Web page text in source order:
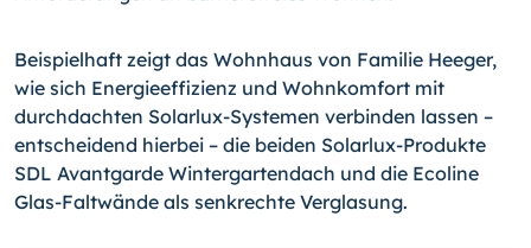
Beispielhaft zeigt das Wohnhaus von Familie Heeger,
wie sich Energieeffizienz und Wohnkomfort mit
durchdachten Solarlux-Systemen verbinden lassen –
entscheidend hierbei – die beiden Solarlux-Produkte
SDL Avantgarde Wintergartendach und die Ecoline
Glas-Faltwände als senkrechte Verglasung.